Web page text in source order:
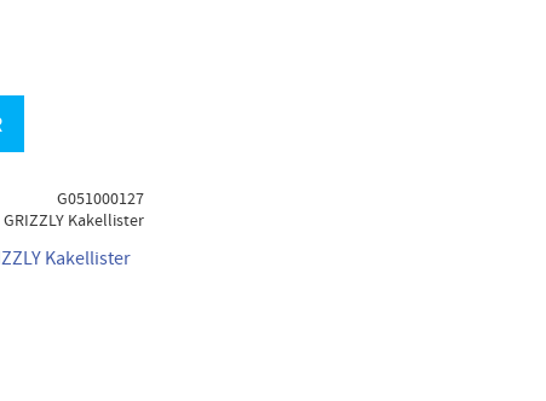
G051000127
GRIZZLY Kakellister
Kakellister